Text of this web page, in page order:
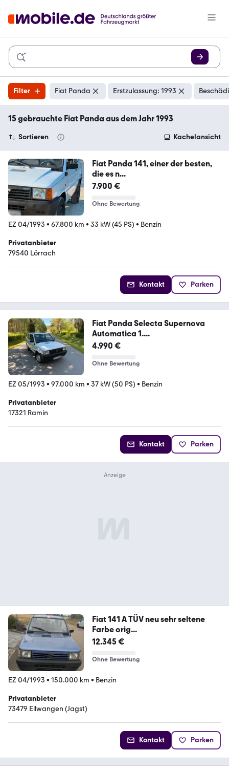
Filter Fiat Panda Erstzulassung: 1993
15 gebrauchte Fiat Panda aus dem Jahr 1993
Sortieren Kachelansicht
Fiat Panda 141, einer der besten,
die es n...
7.900 €
Ohne Bewertung
EZ 04/1993 • 67.800 km • 33 kW (45 PS) • Benzin
Privatanbieter
79540 Lörrach
Kontakt Parken
Fiat Panda Selecta Supernova
Automatica 1....
4.990 €
Ohne Bewertung
EZ 05/1993 • 97.000 km • 37 kW (50 PS) • Benzin
Privatanbieter
17321 Ramin
Kontakt Parken
Fiat 141 A TÜV neu sehr seltene
Farbe orig...
12.345 €
Ohne Bewertung
EZ 04/1993 • 150.000 km • Benzin
Privatanbieter
73479 Ellwangen (Jagst)
Kontakt Parken